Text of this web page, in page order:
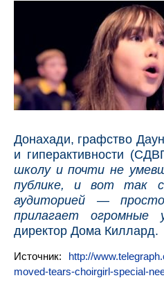
Донахади, графство
и гиперактивности
школу и почти не
публике, и вот так
аудиторией —
прилагает огромные
директор Дома Киллард.
Источник: http://
moved-tears-choirgirl-special-